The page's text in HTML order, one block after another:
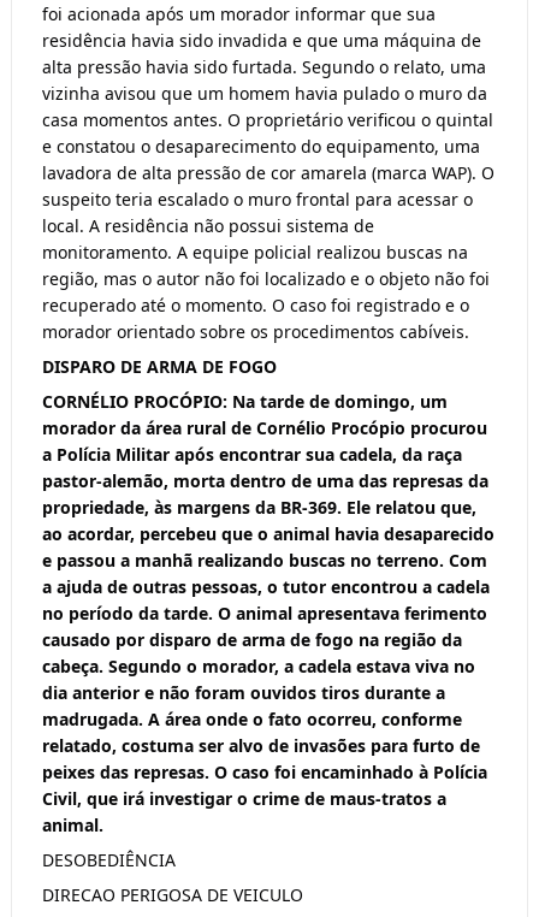
foi acionada após um morador informar que sua
residência havia sido invadida e que uma máquina de
alta pressão havia sido furtada. Segundo o relato, uma
vizinha avisou que um homem havia pulado o muro da
casa momentos antes. O proprietário verificou o quintal
e constatou o desaparecimento do equipamento, uma
lavadora de alta pressão de cor amarela (marca WAP). O
suspeito teria escalado o muro frontal para acessar o
local. A residência não possui sistema de
monitoramento. A equipe policial realizou buscas na
região, mas o autor não foi localizado e o objeto não foi
recuperado até o momento. O caso foi registrado e o
morador orientado sobre os procedimentos cabíveis.
DISPARO DE ARMA DE FOGO
CORNÉLIO PROCÓPIO: Na tarde de domingo, um
morador da área rural de Cornélio Procópio procurou
a Polícia Militar após encontrar sua cadela, da raça
pastor-alemão, morta dentro de uma das represas da
propriedade, às margens da BR-369. Ele relatou que,
ao acordar, percebeu que o animal havia desaparecido
e passou a manhã realizando buscas no terreno. Com
a ajuda de outras pessoas, o tutor encontrou a cadela
no período da tarde. O animal apresentava ferimento
causado por disparo de arma de fogo na região da
cabeça. Segundo o morador, a cadela estava viva no
dia anterior e não foram ouvidos tiros durante a
madrugada. A área onde o fato ocorreu, conforme
relatado, costuma ser alvo de invasões para furto de
peixes das represas. O caso foi encaminhado à Polícia
Civil, que irá investigar o crime de maus-tratos a
animal.
DESOBEDIÊNCIA
DIRECAO PERIGOSA DE VEICULO